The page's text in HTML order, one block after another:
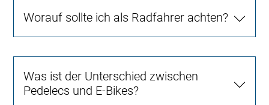
Worauf sollte ich als Radfahrer achten?
Was ist der Unterschied zwischen
Pedelecs und E-Bikes?